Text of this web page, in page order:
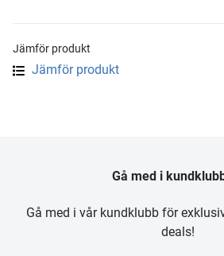
Jämför produkt
Jämför produkt
Gå med i
Gå med i vår kundklubb för
deals!